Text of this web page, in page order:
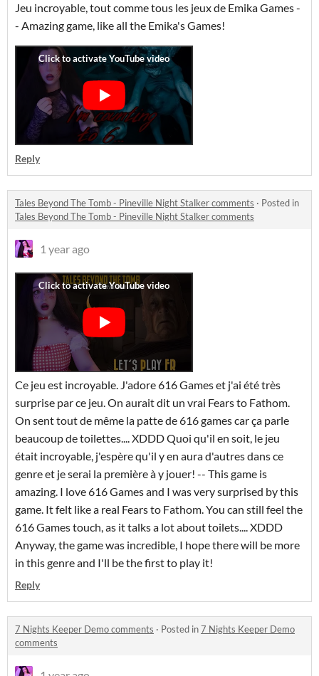
Jeu incroyable, tout comme tous les jeux de Emika Games -
- Amazing game, like all the Emika's Games!
Reply
Tales Beyond The Tomb - Pineville Night Stalker comments · Posted in
Tales Beyond The Tomb - Pineville Night Stalker comments
1 year ago
Ce jeu est incroyable. J'adore 616 Games et j'ai été très
surprise par ce jeu. On aurait dit un vrai Fears to Fathom.
On sent tout de même la patte de 616 games car ça parle
beaucoup de toilettes.... XDDD Quoi qu'il en soit, le jeu
était incroyable, j'espère qu'il y en aura d'autres dans ce
genre et je serai la première à y jouer! -- This game is
amazing. I love 616 Games and I was very surprised by this
game. It felt like a real Fears to Fathom. You can still feel the
616 Games touch, as it talks a lot about toilets.... XDDD
Anyway, the game was incredible, I hope there will be more
in this genre and I'll be the first to play it!
Reply
7 Nights Keeper Demo comments · Posted in7 Nights Keeper Demo
comments